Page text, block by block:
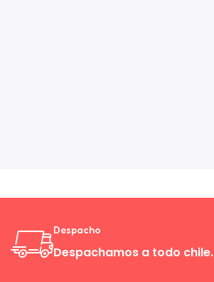
Despacho
Despachamos a todo chile.